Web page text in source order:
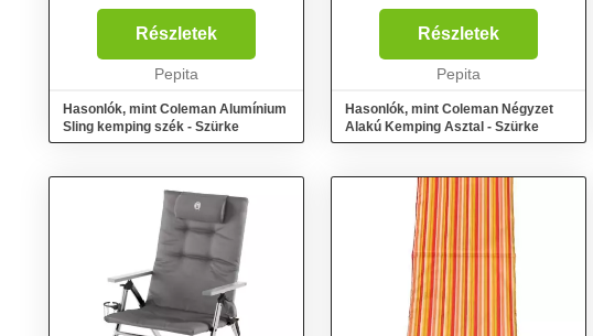
egy hosszabb kempingezéshez.
Magas, lejtős háttámlával ellátott
ergonomikus kialakítása
csökkenti a hátra nehez...
Részletek
Pepita
Hasonlók, mint Coleman Alumínium
Sling kemping szék - Szürke
amely gátolja a penész és gomba
növekedését. Ideális családi
kirándulásokhoz, mivel 4
ember kényelmesen körülülheti
Részletek
Pepita
Hasonlók, mint Coleman Négyzet
Alakú Kemping Asztal - Szürke